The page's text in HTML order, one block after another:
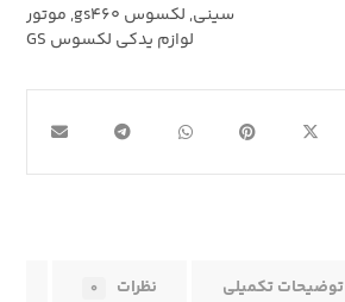
سینی, لکسوس gs۴۶۰ , موتور
لوازم یدکی لکسوس GS
توضیحات تکمیلی نظرات ۰